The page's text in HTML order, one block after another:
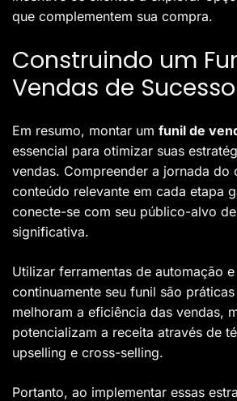
que complementem sua compra.
Construindo um
Vendas de Sucesso
Em resumo, montar um funil de
essencial para otimizar suas
vendas. Compreender a jornada do
conteúdo relevante em cada etapa
conecte-se com seu público-alvo
significativa.
Utilizar ferramentas de automação
continuamente seu funil são
melhoram a eficiência das vendas,
potencializam a receita através de
upselling e cross-selling.
Portanto, ao implementar essas